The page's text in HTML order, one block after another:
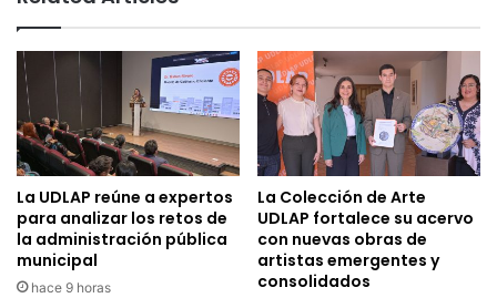
La UDLAP reúne a expertos
para analizar los retos de
la administración pública
municipal
hace 9 horas
La Colección de Arte
UDLAP fortalece su acervo
con nuevas obras de
artistas emergentes y
consolidados